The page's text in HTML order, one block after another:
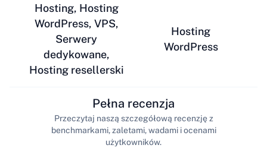
Hosting, Hosting
WordPress, VPS,
Serwery
dedykowane,
Hosting resellerski
Hosting
WordPress
Pełna recenzja
Przeczytaj naszą szczegółową recenzję z
benchmarkami, zaletami, wadami i ocenami
użytkowników.